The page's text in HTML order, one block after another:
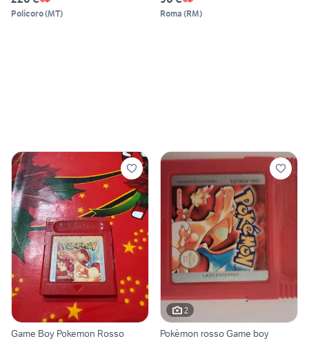
Policoro(MT) Roma (RM)
Game Boy Pokemon Rosso
2
Pokèmon rosso Game boy